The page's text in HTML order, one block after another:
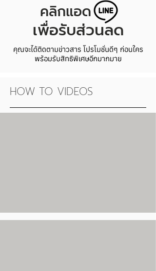
คลิกแอด
เพื่อรับส่วนลด
คุณจะได้ติดตามข่าวสาร โปรโมชั่นดีๆ ก่อนใคร
พร้อมรับสิทธิพิเศษอีกมากมาย
HOW TO VIDEOS